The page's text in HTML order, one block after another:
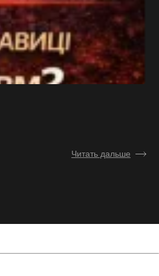
Читать дальше